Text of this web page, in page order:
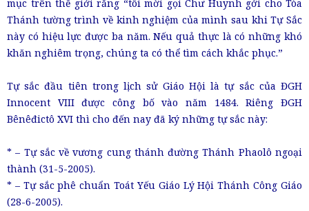
mục trên thế giới rằng “tôi mời gọi Chư Huynh gởi cho Tòa
Thánh tường trình về kinh nghiệm của mình sau khi Tự Sắc
này có hiệu lực được ba năm. Nếu quả thực là có những khó
khăn nghiêm trọng, chúng ta có thể tìm cách khắc phục.”
Tự sắc đầu tiên trong lịch sử Giáo Hội là tự sắc của ĐGH
Innocent VIII được công bố vào năm 1484. Riêng ĐGH
Bênêđictô XVI thì cho đến nay đã ký những tự sắc này:
* – Tự sắc về vương cung thánh đường Thánh Phaolô ngoại
thành (31-5-2005).
* – Tự sắc phê chuẩn Toát Yếu Giáo Lý Hội Thánh Công Giáo
(28-6-2005).